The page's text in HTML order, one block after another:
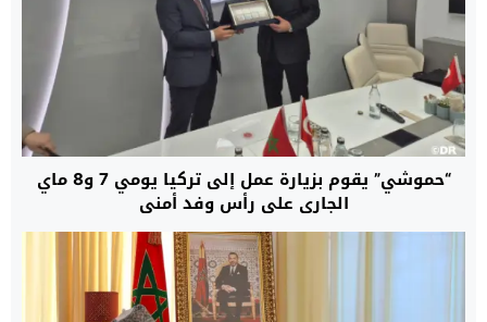
“حموشي” يقوم بزيارة عمل إلى تركيا يومي 7 و8 ماي
الجاري على رأس وفد أمني